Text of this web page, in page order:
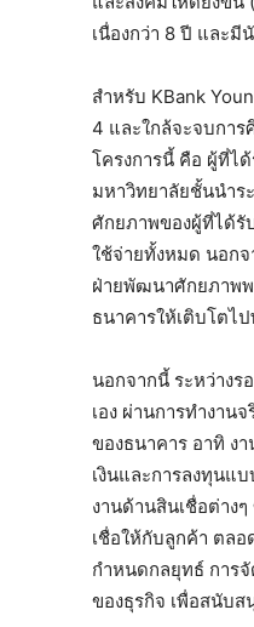
เนื่องกว่า 8 ปี และมี
สำหรับ KBank
4 และใกล้จะจบกา
โครงการนี้ คือ ผู้ที่ไ
มหาวิทยาลัยชั้นนำร
ศักยภาพของผู้ที่ได้รั
ใช้จ่ายทั้งหมด นอก
ฝ่ายพัฒนาศักยภาพพ
ธนาคารให้เติบโตไ
นอกจากนี้ ระหว่าง
เอง ผ่านการทำงา
ของธนาคาร อาทิ ง
เงินและการลงทุนแ
งานด้านสินเชื่อต่าง
เชื่อให้กับลูกค้า ตล
กำหนดกลยุทธ์ การ
ของธุรกิจ เพื่อสนับส